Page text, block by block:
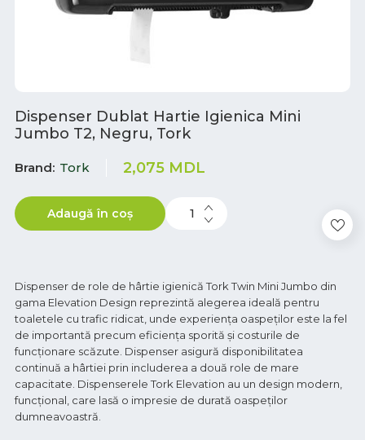
Dispenser Dublat Hartie Igienica Mini
Jumbo T2, Negru, Tork
Brand Tork 2,075 MDL
Adaugă în coș
Dispenser de role de hârtie igienică Tork Twin Mini Jumbo din
gama Elevation Design reprezintă alegerea ideală pentru
toaletele cu trafic ridicat, unde experiența oaspeților este la fel
de importantă precum eficiența sporită și costurile de
funcționare scăzute. Dispenser asigură disponibilitatea
continuă a hârtiei prin includerea a două role de mare
capacitate. Dispenserele Tork Elevation au un design modern,
funcțional, care lasă o impresie de durată oaspeților
dumneavoastră.